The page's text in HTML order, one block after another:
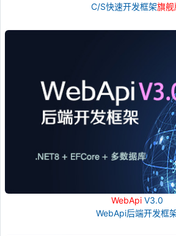
C/S快速开发框架旗舰
WebApiV3.0
WebApi后端开发框